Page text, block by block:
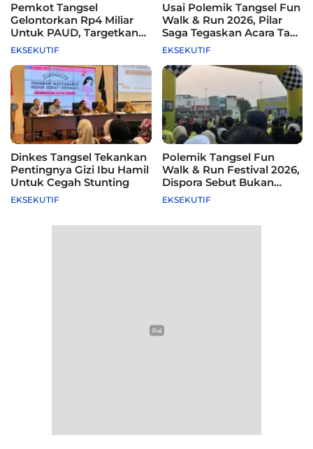
Pemkot Tangsel
Gelontorkan Rp4 Miliar
Untuk PAUD, Targetkan
115 Sekolah
EKSEKUTIF
Usai Polemik Tangsel Fun
Walk & Run 2026, Pilar
Saga Tegaskan Acara Tak
Difasilitasi Pemkot
EKSEKUTIF
Dinkes Tangsel Tekankan
Pentingnya Gizi Ibu Hamil
Untuk Cegah Stunting
EKSEKUTIF
Polemik Tangsel Fun
Walk & Run Festival 2026,
Dispora Sebut Bukan
Agenda Pemkot
EKSEKUTIF